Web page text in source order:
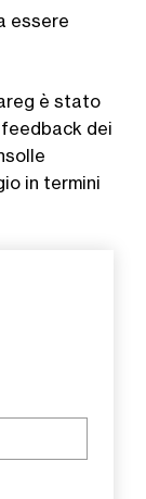
essere
è stato
dei
in termini